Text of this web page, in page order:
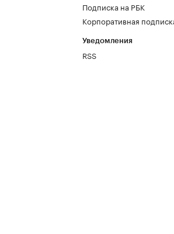
Подписка на РБК
Корпоративная
Уведомления
RSS